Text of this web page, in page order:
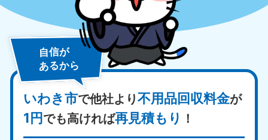
自信が
あるから
いわき市で他社より不用品回収料金が
1円でも高ければ再見積もり ！